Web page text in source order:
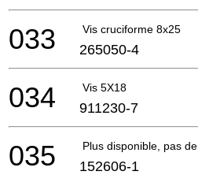
Vis cruciforme 8x25
033 265050-4
Vis 5X18
034 911230-7
Plus disponible, pas de
035 152606-1